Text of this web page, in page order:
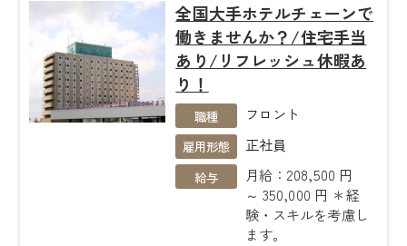
全国大手ホテルチェーンで
働きませんか？/住宅手当
あり/リフレッシュ休暇あ
り！
職種 フロント
雇用形態 正社員
給与
月給：208,500 円
～ 350,000 円 ＊経
験・スキルを考慮し
ます。